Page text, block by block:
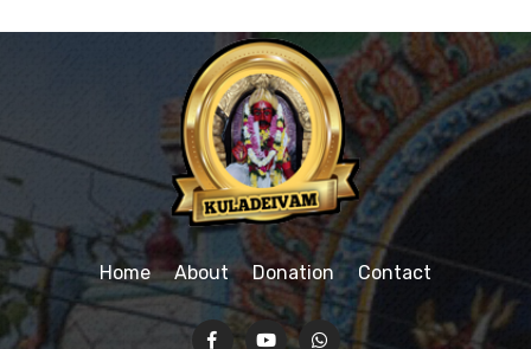
Home About Donation Contact